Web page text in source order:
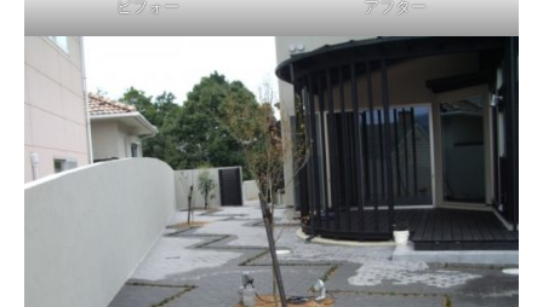
ビフォー アフター